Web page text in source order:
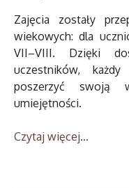
Zajęcia zostały
wiekowych: dla
VII–VIII. Dzięki
uczestników,
poszerzyć swoją
umiejętności.
Czytaj więcej...